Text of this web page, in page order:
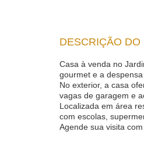
DESCRIÇÃO DO
Casa à venda no
gourmet e a
No exterior, a casa
vagas de garagem e
Localizada em área
com escolas,
Agende sua visita